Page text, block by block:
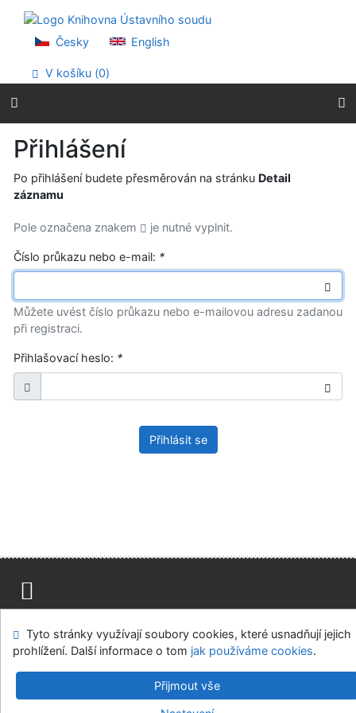
Přejít na menu
Prohlášení o webové přístupnosti
Česky English
V košíku (0)
Přihlášení
Po přihlášení budete přesměrován na stránku Detail
záznamu
Pole označena znakem je nutné vyplnit.
Číslo průkazu nebo e-mail: *
Můžete uvést číslo průkazu nebo e-mailovou adresu zadanou
při registraci.
Přihlašovací heslo: *
Přihlásit se
Modul OpenSearch
Napište nám Nastavení cookies
Ústavní soud, IČO: 48513687, se sídlem Joštova 625/8,
Tyto stránky využívají soubory cookies, které usnadňují jejich
prohlížení. Další informace o tom jak používáme cookies.
Přijmout vše